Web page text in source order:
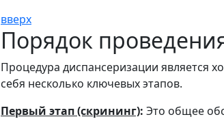
вверх
Порядок
Процедура диспансеризации является
себя несколько ключевых этапов.
Первый этап (скрининг): Это общее